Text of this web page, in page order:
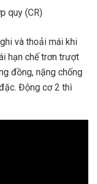
quy (CR)
và thoải mái khi
hạn chế trơn trượt
đồng, nặng chống
Động cơ 2 thì